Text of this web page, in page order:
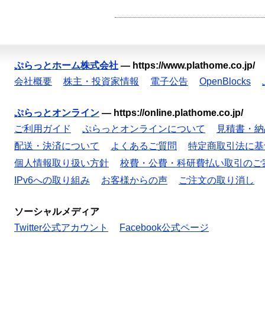
ぷらっとホーム株式会社 — https://www.plathome.co.jp/
会社概要
株主・投資家情報 電子公告 OpenBlocks
ぷらっとオンライン — https://online.plathome.co.jp/
ご利用ガイド
ぷらっとオンラインについて
見積書・
配送・決済について
よくあるご質問
特定商取引法に
個人情報取り扱い方針
校費・公費・科研費払い取引のご
IPv6への取り組み
お客様からの声 ご注文の取り消し
ソーシャルメディア
Twitter公式アカウント
Facebook公式ページ